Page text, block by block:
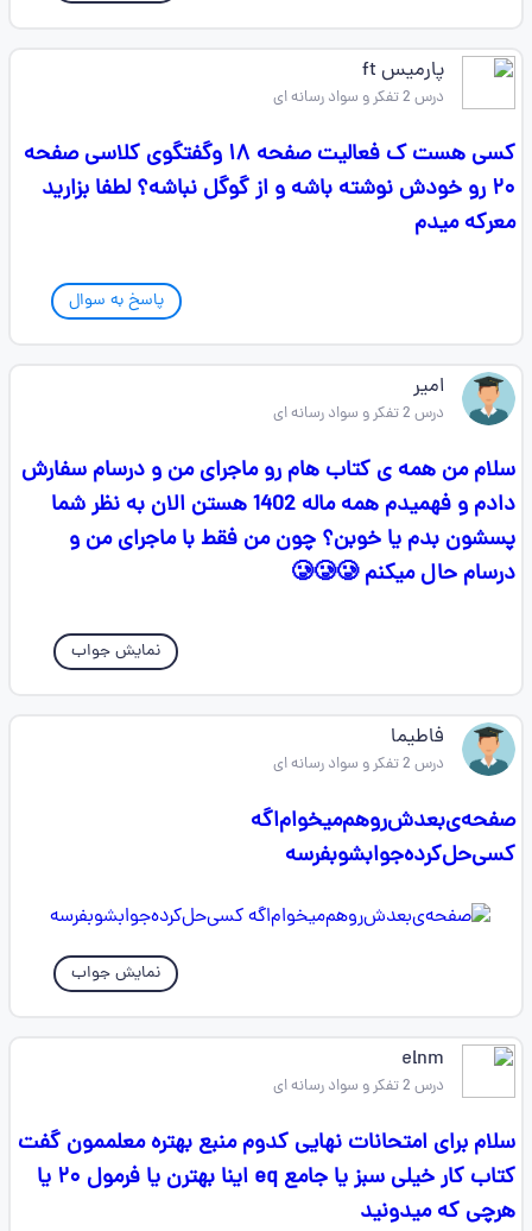
پارمیس ft
درس 2 تفکر و سواد رسانه ای
کسی هست ک فعالیت صفحه ۱۸ وگفتگوی کلاسی صفحه
۲۰ رو خودش نوشته باشه و از گوگل نباشه؟ لطفا بزارید
معرکه میدم
پاسخ به سوال
امیر
درس 2 تفکر و سواد رسانه ای
سلام من همه ی کتاب هام رو ماجرای من و درسام سفارش
دادم و فهمیدم همه ماله 1402 هستن الان به نظر شما
پسشون بدم یا خوبن؟ چون من فقط با ماجرای من و
درسام حال میکنم 🥲🥲🥲
نمایش جواب
فاطیما
درس 2 تفکر و سواد رسانه ای
صفحه‌ی‌‌بعدش‌روهم‌میخوام‌اگه‌
کسی‌حل‌کرده‌جوابشو‌‌بفرسه
نمایش جواب
elnm
درس 2 تفکر و سواد رسانه ای
سلام برای امتحانات نهایی کدوم منبع بهتره معلممون گفت
کتاب کار خیلی سبز یا جامع eq اینا بهترن یا فرمول ۲۰ یا
هرچی که میدونید